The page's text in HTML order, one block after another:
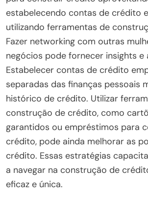
estabelecendo contas de crédito
utilizando ferramentas de
Fazer networking com outras
negócios pode fornecer insights e
Estabelecer contas de crédito
separadas das finanças pessoais
histórico de crédito. Utilizar
construção de crédito, como
garantidos ou empréstimos para
crédito, pode ainda melhorar as
crédito. Essas estratégias
a navegar na construção de
eficaz e única.